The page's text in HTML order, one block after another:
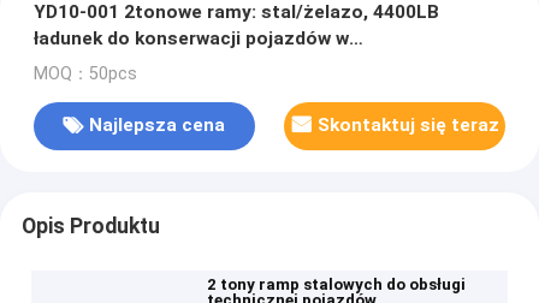
YD10-001 2tonowe ramy: stal/żelazo, 4400LB
ładunek do konserwacji pojazdów w
sklepie/floty/dom
MOQ：50pcs
Najlepsza cena Skontaktuj się teraz
Opis Produktu
2 tony ramp stalowych do obsługi